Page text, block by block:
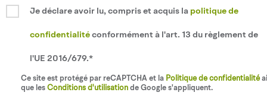
Je déclare avoir lu, compris et acquis la politique de
confidentialité conformément à l'art. 13 du règlement de
l'UE 2016/679.*
Ce site est protégé par reCAPTCHA et la Politique de confidentialité
que les Conditions d'utilisation de Google s'appliquent.